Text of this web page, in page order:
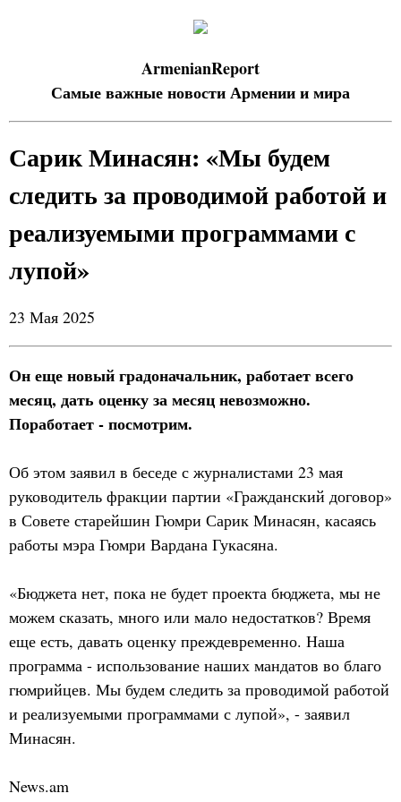
ArmenianReport
Самые важные новости Армении и мира
Сарик Минасян: «Мы будем
следить за проводимой работой и
реализуемыми программами с
лупой»
23 Мая 2025
Он еще новый градоначальник, работает всего
месяц, дать оценку за месяц невозможно.
Поработает - посмотрим.
Об этом заявил в беседе с журналистами 23 мая
руководитель фракции партии «Гражданский договор»
в Совете старейшин Гюмри Сарик Минасян, касаясь
работы мэра Гюмри Вардана Гукасяна.
«Бюджета нет, пока не будет проекта бюджета, мы не
можем сказать, много или мало недостатков? Время
еще есть, давать оценку преждевременно. Наша
программа - использование наших мандатов во благо
гюмрийцев. Мы будем следить за проводимой работой
и реализуемыми программами с лупой», - заявил
Минасян.
News.am